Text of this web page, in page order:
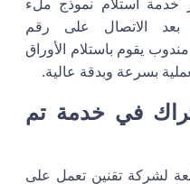
خدمة استلام نموذج ملء
بعد الاتصال على رقم
ارسال مندوب يقوم باستلام الأوراق
بسرعة وبدقة عالية.
في خدمة تم
لشركة تقنين تعمل على